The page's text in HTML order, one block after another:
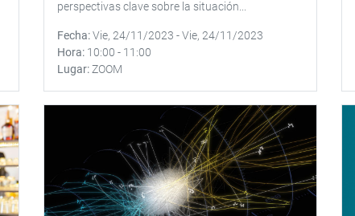
perspectivas clave sobre la situación...
Fecha Vie, 24/11/2023 -Vie, 24/11/2023
Hora 10:00 - 11:00
Lugar ZOOM